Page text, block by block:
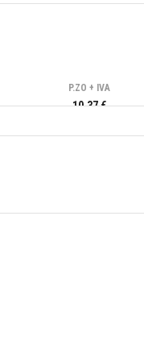
P.ZO + IVA
10,37 €